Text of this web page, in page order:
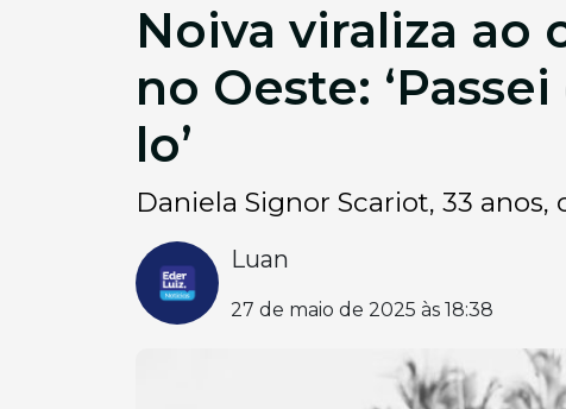
Noiva viraliza ao
no Oeste:
lo’
Daniela Signor Scariot, 33
Luan
27 de maio de 2025 às 18:38